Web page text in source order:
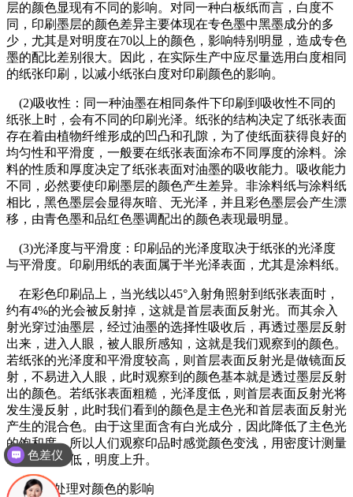
层的颜色显现有不同的影响。对同一种白板纸而言，白度不
同，印刷墨层的颜色差异主要体现在专色墨中黑墨成分的多
少，尤其是对明度在70以上的颜色，影响特别明显，造成专色
墨的配比差别很大。因此，在实际生产中应尽量选用白度相同
的纸张印刷，以减小纸张白度对印刷颜色的影响。
(2)吸收性：同一种油墨在相同条件下印刷到吸收性不同的
纸张上时，会有不同的印刷光泽。纸张的结构决定了纸张表面
存在着由植物纤维形成的凹凸和孔隙，为了使纸面获得良好的
均匀性和平滑度，一般要在纸张表面涂布不同厚度的涂料。涂
料的性质和厚度决定了纸张表面对油墨的吸收能力。吸收能力
不同，必然要使印刷墨层的颜色产生差异。非涂料纸与涂料纸
相比，黑色墨层会显得灰暗、无光泽，并且彩色墨层会产生漂
移，由青色墨和品红色墨调配出的颜色表现最明显。
(3)光泽度与平滑度：印刷品的光泽度取决于纸张的光泽度
与平滑度。印刷用纸的表面属于半光泽表面，尤其是涂料纸。
在彩色印刷品上，当光线以45°入射角照射到纸张表面时，
约有4%的光会被反射掉，这就是首层表面反射光。而其余入
射光穿过油墨层，经过油墨的选择性吸收后，再透过墨层反射
出来，进入人眼，被人眼所感知，这就是我们观察到的颜色。
若纸张的光泽度和平滑度较高，则首层表面反射光是做镜面反
射，不易进入人眼，此时观察到的颜色基本就是透过墨层反射
出的颜色。若纸张表面粗糙，光泽度低，则首层表面反射光将
发生漫反射，此时我们看到的颜色是主色光和首层表面反射光
产生的混合色。由于这里面含有白光成分，因此降低了主色光
的饱和度，所以人们观察印品时感觉颜色变浅，用密度计测量
时密度值降低，明度上升。
2.表面处理对颜色的影响
色差仪